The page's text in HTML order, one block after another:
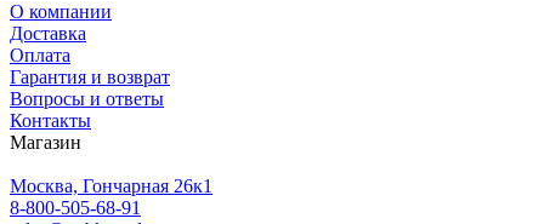
О компании
Доставка
Оплата
Гарантия и возврат
Вопросы и ответы
Контакты
Магазин
Москва, Гончарная 26к1
8-800-505-68-91